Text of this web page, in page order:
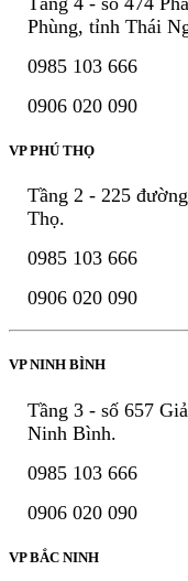
Phùng, tỉnh Thái
0985 103 666
0906 020 090
VP PHÚ THỌ
Tầng 2 - 225
Thọ.
0985 103 666
0906 020 090
VP NINH BÌNH
Tầng 3 - số 657
Ninh Bình.
0985 103 666
0906 020 090
VP BẮC NINH